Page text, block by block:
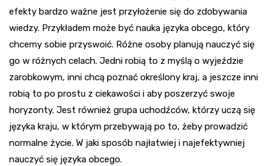
efekty bardzo ważne jest przyłożenie się do zdobywania
wiedzy. Przykładem może być nauka języka obcego, który
chcemy sobie przyswoić. Różne osoby planują nauczyć się
go w różnych celach. Jedni robią to z myślą o wyjeździe
zarobkowym, inni chcą poznać określony kraj, a jeszcze inni
robią to po prostu z ciekawości i aby poszerzyć swoje
horyzonty. Jest również grupa uchodźców, którzy uczą się
języka kraju, w którym przebywają po to, żeby prowadzić
normalne życie. W jaki sposób najłatwiej i najefektywniej
nauczyć się języka obcego.